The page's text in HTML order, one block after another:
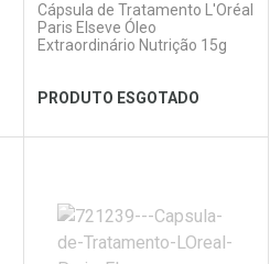
Cápsula de Tratamento L'Oréal
Paris Elseve Óleo
Extraordinário Nutrição 15g
PRODUTO ESGOTADO
Laboratório
Por Menos